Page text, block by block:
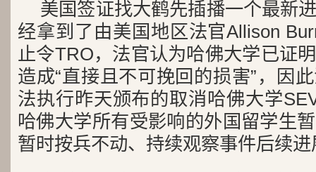
美国签证找大鹤先插播一个最新
经拿到了由美国地区法官Allison
止令TRO，法官认为哈佛大学已证
造成“直接且不可挽回的损害”，因
法执行昨天颁布的取消哈佛大学
哈佛大学所有受影响的外国留学生
暂时按兵不动、持续观察事件后续进